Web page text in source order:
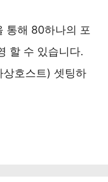
통해 80하나의 포
할 수 있습니다.
호스트) 셋팅하